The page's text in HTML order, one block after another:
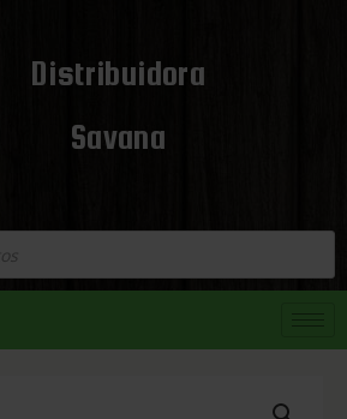
Distribuidora
Savana